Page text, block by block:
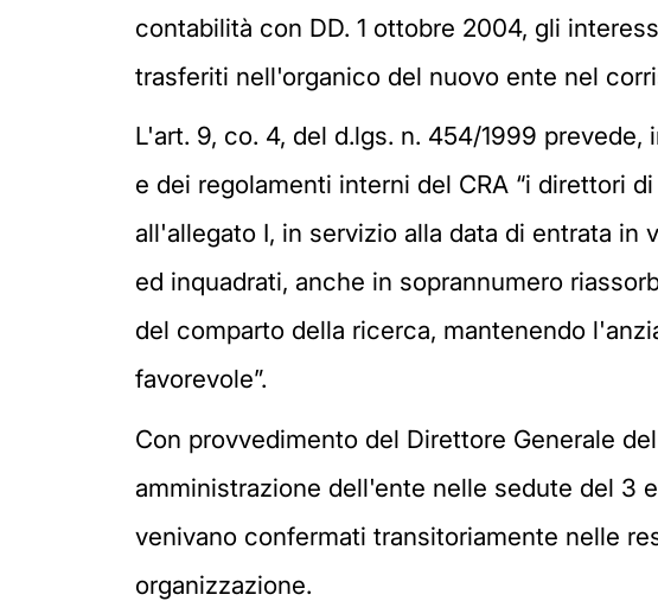
contabilità con DD. 1 ottobre 2004, gli
trasferiti nell'organico del nuovo ente nel
L'art. 9, co. 4, del d.lgs. n. 454/1999
e dei regolamenti interni del CRA “i direttori
all'allegato I, in servizio alla data di entrata
ed inquadrati, anche in soprannumero
del comparto della ricerca, mantenendo
favorevole”.
Con provvedimento del Direttore Generale
amministrazione dell'ente nelle sedute del 3
venivano confermati transitoriamente nelle
organizzazione.